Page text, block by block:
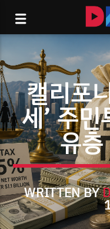
CURRENT TRACK
캘리포
세’ 주
유
WRITTEN BY